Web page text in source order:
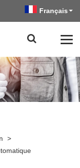
Français
>